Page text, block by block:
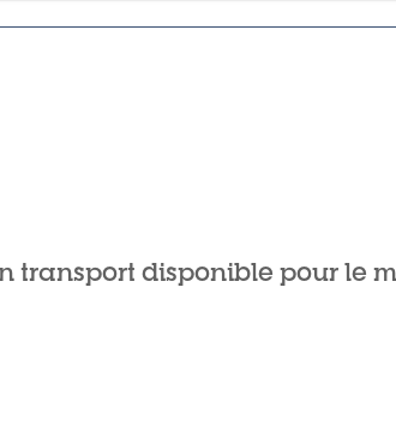
transport disponible pour le